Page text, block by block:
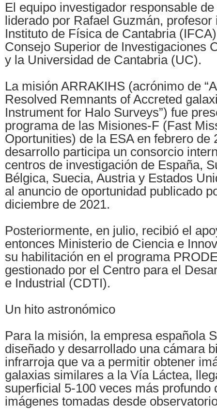
El equipo investigador responsable
liderado por Rafael Guzmán,
Instituto de Física de Cantabria
Consejo Superior de Investigaciones
y la Universidad de Cantabria (UC).
La misión ARRAKIHS (acrónimo de
Resolved Remnants of Accreted
Instrument for Halo Surveys”) fue
programa de las Misiones-F (Fast
Oportunities) de la ESA en febrero de
desarrollo participa un consorcio
centros de investigación de España,
Bélgica, Suecia, Austria y Estados
al anuncio de oportunidad publicado
diciembre de 2021.
Posteriormente, en julio, recibió el
entonces Ministerio de Ciencia e
su habilitación en el programa
gestionado por el Centro para el
e Industrial (CDTI).
Un hito astronómico
Para la misión, la empresa española
diseñado y desarrollado una cámara
infrarroja que va a permitir obtener
galaxias similares a la Vía Láctea,
superficial 5-100 veces más profundo
imágenes tomadas desde